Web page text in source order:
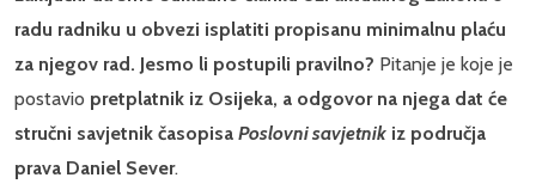
radu radniku u obvezi isplatiti propisanu minimalnu plaću
za njegov rad. Jesmo li postupili pravilno? Pitanje je koje je
postavio pretplatnik iz Osijeka, a odgovor na njega dat će
stručni savjetnik časopisa Poslovni savjetnik iz područja
prava Daniel Sever.